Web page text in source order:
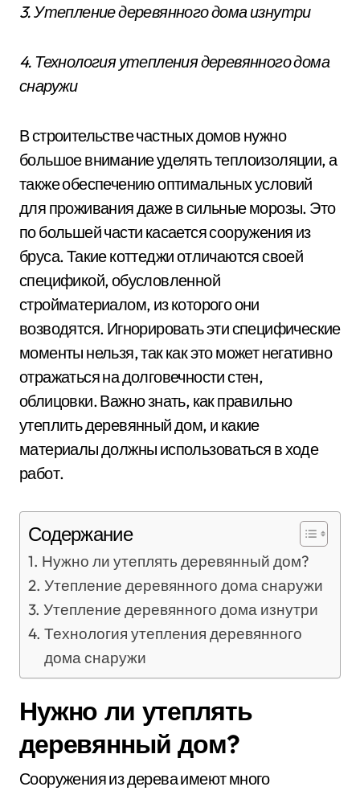
3. Утепление деревянного дома изнутри
4. Технология утепления деревянного дома
снаружи
В строительстве частных домов нужно
большое внимание уделять теплоизоляции, а
также обеспечению оптимальных условий
для проживания даже в сильные морозы. Это
по большей части касается сооружения из
бруса. Такие коттеджи отличаются своей
спецификой, обусловленной
стройматериалом, из которого они
возводятся. Игнорировать эти специфические
моменты нельзя, так как это может негативно
отражаться на долговечности стен,
облицовки. Важно знать, как правильно
утеплить деревянный дом, и какие
материалы должны использоваться в ходе
работ.
Содержание
Нужно ли утеплять деревянный дом?
Утепление деревянного дома снаружи
Утепление деревянного дома изнутри
Технология утепления деревянного
дома снаружи
Нужно ли утеплять
деревянный дом?
Сооружения из дерева имеют много